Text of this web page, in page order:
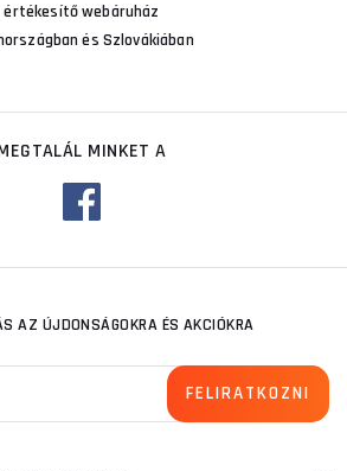
értékesítő webáruház
és Szlovákiában
MINKET A
AZ ÚJDONSÁGOKRA ÉS AKCIÓKRA